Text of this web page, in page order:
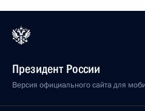
Президент России
Версия официального сайта для